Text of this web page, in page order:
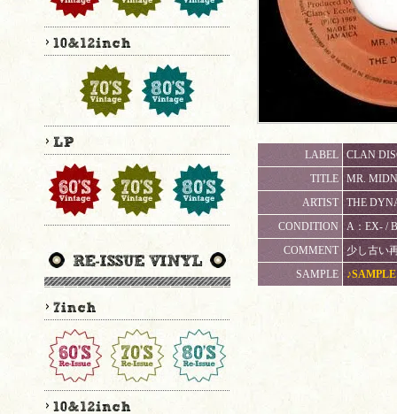
LABEL
CLAN
TITLE
MR.
ARTIST
THE
CONDITION
A：EX- /
COMMENT
少し古い
SAMPLE
♪SAMPLE